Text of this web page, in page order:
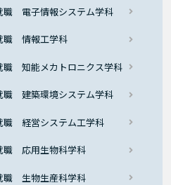
電子情報システム学科
職 情報工学科
知能メカトロニクス学科
建築環境システム学科
経営システム工学科
職 応用生物科学科
職 生物生産科学科